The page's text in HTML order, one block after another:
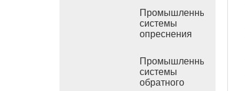
Промышленные
системы
опреснения
РО
Промышленные
системы
обратного